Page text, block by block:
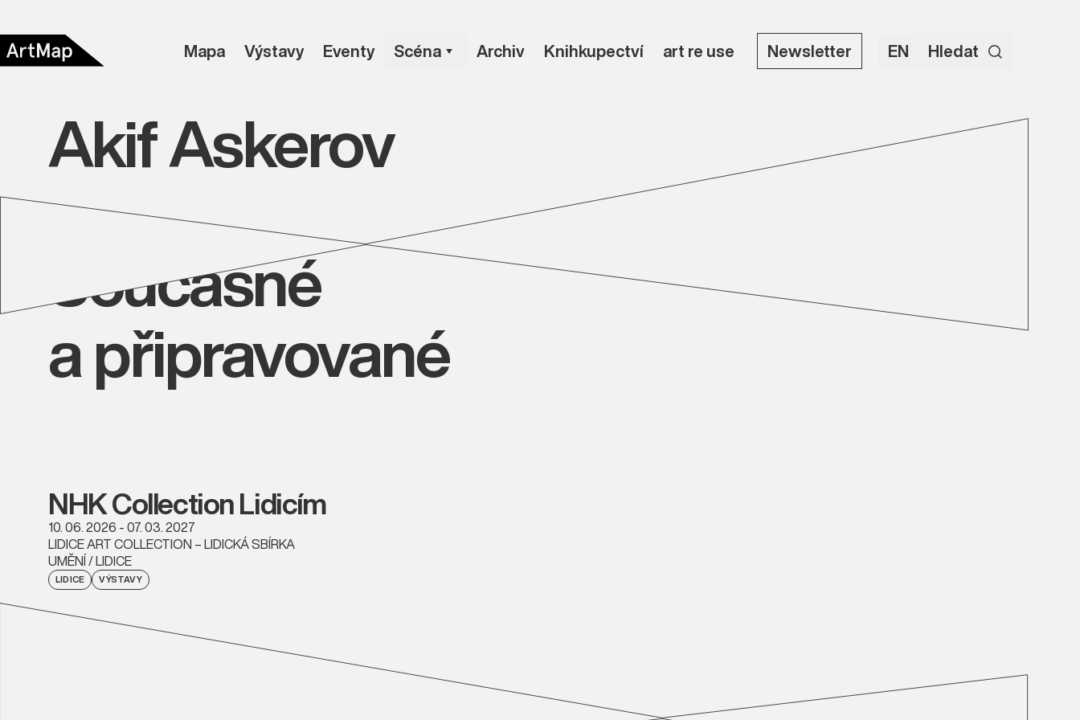
Mapa Výstavy Eventy Scéna Archiv Knihkupectví art re use Newsletter EN Hledat
Akif Askerov
Současné
a připravované
NHK Collection Lidicím
10. 06. 2026 - 07. 03. 2027
LIDICE ART COLLECTION – LIDICKÁ SBÍRKA
UMĚNÍ / LIDICE
LIDICE VÝSTAVY